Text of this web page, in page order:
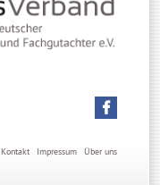
Über uns
Impressum
Kontakt